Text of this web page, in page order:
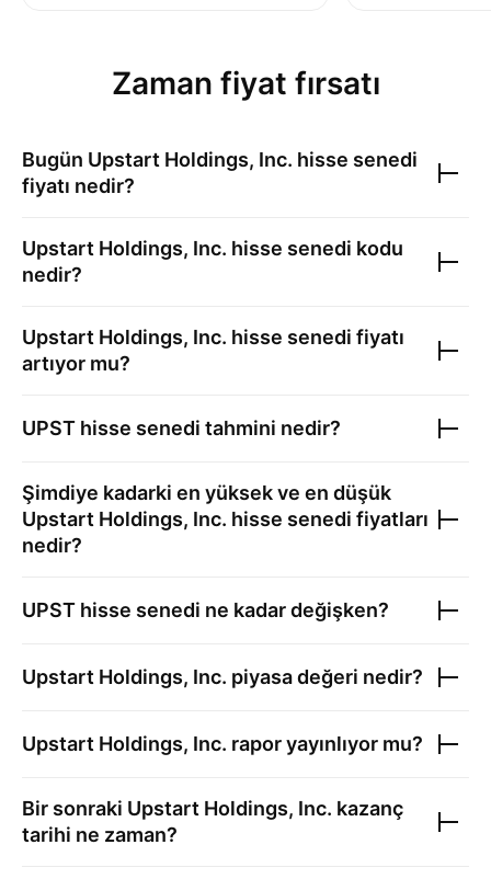
Zaman fiyat fırsatı
Bugün Upstart Holdings, Inc. hisse senedi
fiyatı nedir?
Upstart Holdings, Inc. hisse senedi kodu
nedir?
Upstart Holdings, Inc. hisse senedi fiyatı
artıyor mu?
UPST hisse senedi tahmini nedir?
Şimdiye kadarki en yüksek ve en düşük
Upstart Holdings, Inc. hisse senedi fiyatları
nedir?
UPST hisse senedi ne kadar değişken?
Upstart Holdings, Inc. piyasa değeri nedir?
Upstart Holdings, Inc. rapor yayınlıyor mu?
Bir sonraki Upstart Holdings, Inc. kazanç
tarihi ne zaman?